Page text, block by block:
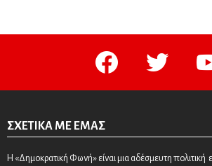
facebook twitter
ΣΧΕΤΙΚΆ ΜΕ ΕΜΆΣ
Η «Δημοκρατική Φωνή» είναι μια αδέσμευτη πολιτική